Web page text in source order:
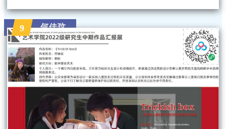
9 何佳玟